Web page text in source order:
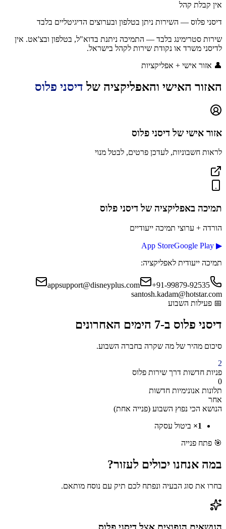
אין קבלת קהל
דיסני פלוס — השירות ניתן בטלפון ובערוצים הדיגיטליים בלבד
שירות סטרימינג בלבד — התמיכה ניתנת בדוא"ל, בטלפון ובצ'אט. אין
לדיסני משרד או נקודת שירות לקהל בישראל.
👤 אזור אישי + אפליקציות
האזור האישי והאפליקציה של דיסני פלוס
אזור אישי שלדיסני פלוס
לראות חשבוניות, לעדכן פרטים, לבטל מנוי
תמיכה באפליקציה של דיסני פלוס
הורדה + ערוצי תמיכה ייעודיים
▶
Google Play
App Store
תמיכה ייעודית לאפליקציה:
+91-99879-92535
appsupport@disneyplus.com
santosh.kadam@hotstar.com
📅 פעילות השבוע
דיסני פלוס ב-7 הימים האחרונים
סיכום מהיר של מה שקרה בחברה השבוע.
2
פניות חדשות דרך שירות פלוס
0
תלונות אנונימיות חדשות
אחר
הנושא הכי נפוץ השבוע (פנייה אחת)
1
× ביטול עסקה
🎯 פתח פנייה
במה אנחנו יכולים לעזור?
בחרו את סוג הבעיה ונפתח לכם תיק עם נוסח מותאם.